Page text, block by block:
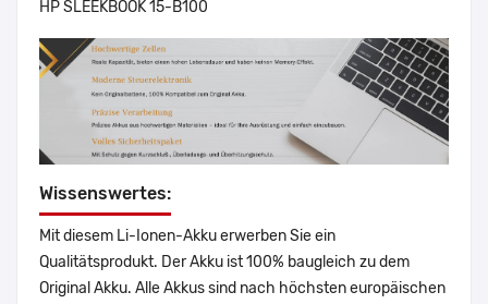
HP SLEEKBOOK 15-B100
Wissenswertes:
Mit diesem Li-Ionen-Akku erwerben Sie ein
Qualitätsprodukt. Der Akku ist 100% baugleich zu dem
Original Akku. Alle Akkus sind nach höchsten europäischen